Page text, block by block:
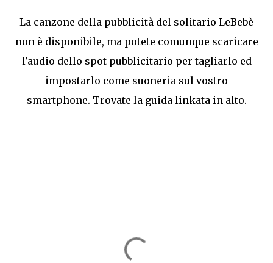
La canzone della pubblicità del solitario LeBebè
non è disponibile, ma potete comunque scaricare
l'audio dello spot pubblicitario per tagliarlo ed
impostarlo come suoneria sul vostro
smartphone. Trovate la guida linkata in alto.